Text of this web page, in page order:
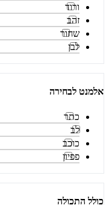
ורוד
זהב
שחור
לבן
אלמנט לבחירה
כתר
לב
כוכב
פפיון
כולל התכולה